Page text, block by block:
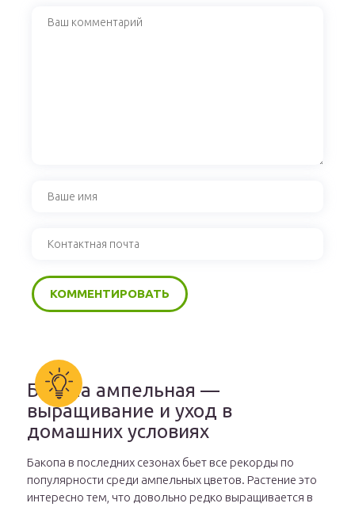
Бакопа ампельная —
выращивание и уход в
домашних условиях
Бакопа в последних сезонах бьет все рекорды по
популярности среди ампельных цветов. Растение это
интересно тем, что довольно редко выращивается в